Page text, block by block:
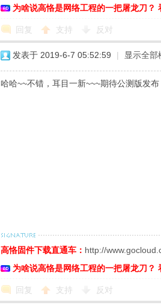
为啥说高恪是网络工程的一把屠龙刀？
回复 支持 反对
发表于 2019-6-7 05:52:59 | 显示全部
哈哈~~不错，耳目一新~~~期待公测版发布
高恪固件下载直通车： http://
为啥说高恪是网络工程的一把屠龙刀？
回复 支持 反对